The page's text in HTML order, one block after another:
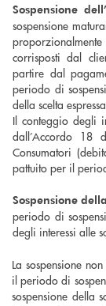
Sospensione
sospensione
corrisposti dal
partire dal
periodo di
della scelta
Il conteggio degli
dall’Accordo 18
Consumatori
pattuito per il
Sospensione
periodo di
degli interessi alle
La sospensione
il periodo di
sospensione della